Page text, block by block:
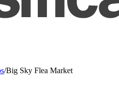
/Big Sky Flea Market